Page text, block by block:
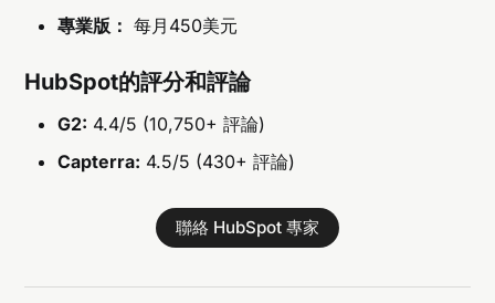
專業版： 每月450美元
HubSpot的評分和評論
G2: 4.4/5 (10,750+ 評論)
Capterra: 4.5/5 (430+ 評論)
聯絡 HubSpot 專家